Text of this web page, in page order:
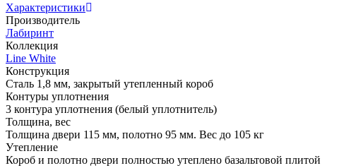
Характеристики
Производитель
Лабиринт
Коллекция
Line White
Конструкция
Сталь 1,8 мм, закрытый утепленный короб
Контуры уплотнения
3 контура уплотнения (белый уплотнитель)
Толщина, вес
Толщина двери 115 мм, полотно 95 мм. Вес до 105 кг
Утепление
Короб и полотно двери полностью утеплено базальтовой плитой